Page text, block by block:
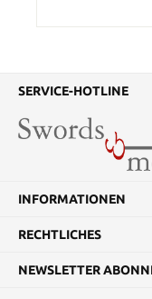
SERVICE-HOTLINE
INFORMATIONEN
RECHTLICHES
NEWSLETTER